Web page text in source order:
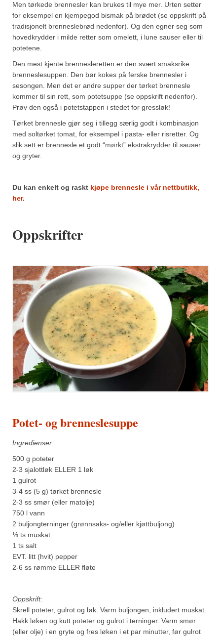
Kjørvel
Krøderens husmannsmiks
Massalé seychellois
Merian
Ñora
Piment d’Espelette
Quatre épices
Rosépepper
Salvie
Sar (bønneurt)
Selleriblader
Smaken av skog
Tomatflak
Om oss
Kontakt oss
Nettbutikk
Men tørkede brennesler kan brukes til mye mer. Urten setter
for eksempel en kjempegod bismak på brødet (se oppskrift på
tradisjonelt brenneslebrød nedenfor). Og den egner seg som
hovedkrydder i milde retter som omelett, i lune sauser eller til
potetene.
Den mest kjente brennesleretten er den svært smaksrike
brenneslesuppen. Den bør kokes på ferske brennesler i
sesongen. Men det er andre supper der tørket brennesle
kommer til sin rett, som potetsuppe (se oppskrift nedenfor).
Prøv den også i potetstappen i stedet for gressløk!
Tørket brennesle gjør seg i tillegg særlig godt i kombinasjon
med soltørket tomat, for eksempel i pasta- eller risretter. Og
slik sett er brennesle et godt “mørkt” ekstrakrydder til sauser
og gryter.
Du kan enkelt og raskt kjøpe brennesle i vår nettbutikk,
her.
Oppskrifter
Potet- og brenneslesuppe
Ingredienser:
500 g poteter
2-3 sjalottløk ELLER 1 løk
1 gulrot
3-4 ss (5 g) tørket brennesle
2-3 ss smør (eller matolje)
750 l vann
2 buljongterninger (grønnsaks- og/eller kjøttbuljong)
⅓ ts muskat
1 ts salt
EVT. litt (hvit) pepper
2-6 ss rømme ELLER fløte
Oppskrift:
Skrell poteter, gulrot og løk. Varm buljongen, inkludert muskat.
Hakk løken og kutt poteter og gulrot i terninger. Varm smør
(eller olje) i en gryte og fres løken i et par minutter, før gulrot